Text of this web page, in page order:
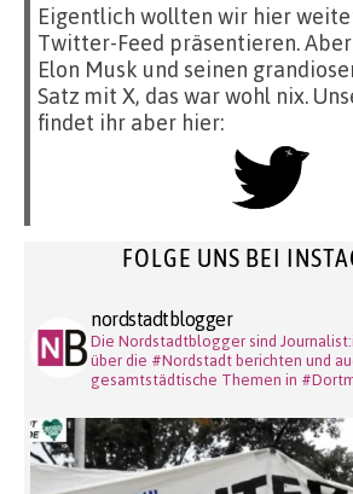
Eigentlich wollten wir hier
Twitter-Feed präsentieren.
Elon Musk und seinen
Satz mit X, das war wohl nix.
findet ihr aber hier:
FOLGE UNS BEI
nordstadtblogger
Die Nordstadtblogger sind
über die #Nordstadt berichten und
gesamtstädtische Themen in